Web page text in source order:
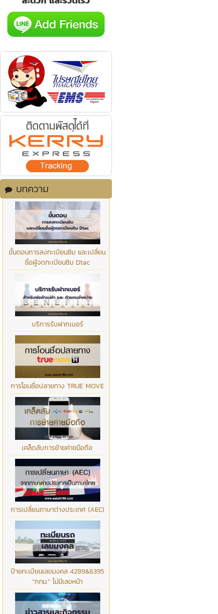
บทความ
ขั้นตอนการลงทะเบียนซิม และเปลี่ยน
ชื่อผู้จดทะเบียนซิม Dtac
บริการรับฝากเบอร์
การโอนชื่อปลายทาง TRUE MOVE
เคล็ดลับการย้ายค่ายมือถือ
การเปลี่ยนภาษาต่างประเทศ (AEC)
ป้ายทะเบียนเลขมงคล 4289&6395
“กทม.” ไม่มีเลขหน้า